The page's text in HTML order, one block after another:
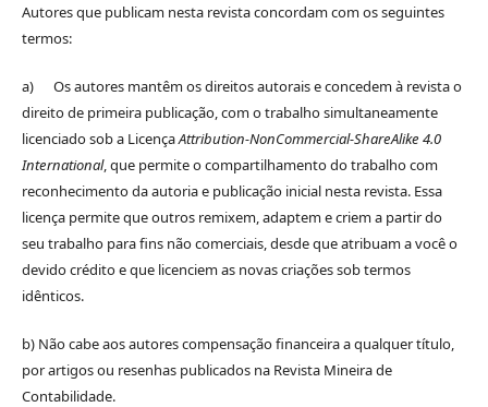
Autores que publicam nesta revista concordam com os seguintes
termos:
a) Os autores mantêm os direitos autorais e concedem à revista o
direito de primeira publicação, com o trabalho simultaneamente
licenciado sob a LicençaAttribution-NonCommercial-ShareAlike 4.0
International, que permite o compartilhamento do trabalho com
reconhecimento da autoria e publicação inicial nesta revista. Essa
licença permite que outros remixem, adaptem e criem a partir do
seu trabalho para fins não comerciais, desde que atribuam a você o
devido crédito e que licenciem as novas criações sob termos
idênticos.
b) Não cabe aos autores compensação financeira a qualquer título,
por artigos ou resenhas publicados na Revista Mineira de
Contabilidade.